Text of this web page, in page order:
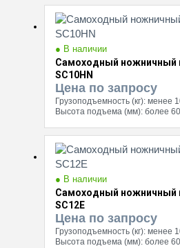
● В наличии
Самоходный ножничный
SC10HN
Цена по запросу
Грузоподъемность (кг): менее
Высота подъема (мм): более
● В наличии
Самоходный ножничный
SC12E
Цена по запросу
Грузоподъемность (кг): менее
Высота подъема (мм): более